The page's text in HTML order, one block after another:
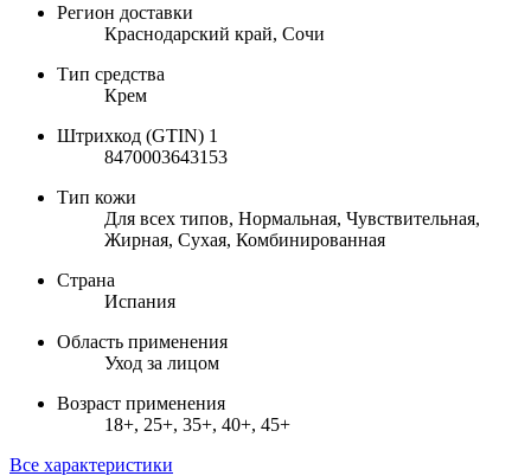
Регион доставки
Краснодарский край, Сочи
Тип средства
Крем
Штрихкод (GTIN) 1
8470003643153
Тип кожи
Для всех типов, Нормальная, Чувствительная,
Жирная, Сухая, Комбинированная
Страна
Испания
Область применения
Уход за лицом
Возраст применения
18+, 25+, 35+, 40+, 45+
Все характеристики